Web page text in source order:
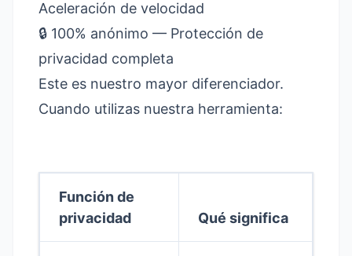
Aceleración de velocidad
🔒 100% anónimo — Protección de
privacidad completa
Este es nuestro mayor diferenciador.
Cuando utilizas nuestra herramienta:
Función de
privacidad
Qué significa